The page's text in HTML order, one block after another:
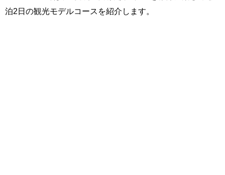
泊2日の観光モデルコースを紹介します。